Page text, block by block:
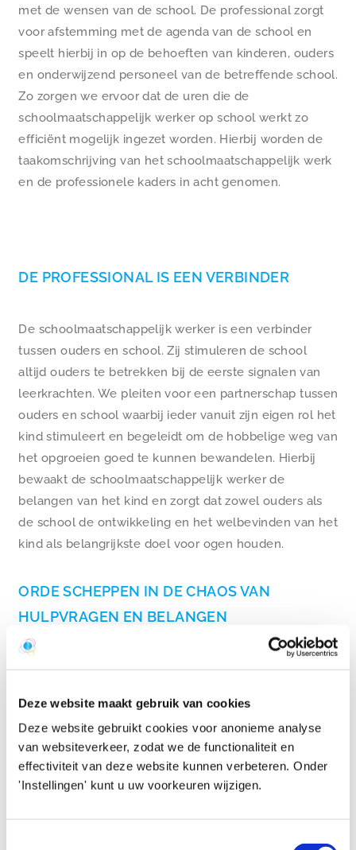
Deze website maakt gebruik van cookies
Deze website gebruikt cookies voor anonieme analyse
van websiteverkeer, zodat we de functionaliteit en
effectiviteit van deze website kunnen verbeteren. Onder
'Instellingen' kunt u uw voorkeuren wijzigen.
met de wensen van de school. De professional zorgt
voor afstemming met de agenda van de school en
speelt hierbij in op de behoeften van kinderen, ouders
en onderwijzend personeel van de betreffende school.
Zo zorgen we ervoor dat de uren die de
schoolmaatschappelijk werker op school werkt zo
efficiënt mogelijk ingezet worden. Hierbij worden de
taakomschrijving van het schoolmaatschappelijk werk
en de professionele kaders in acht genomen.
DE PROFESSIONAL IS EEN VERBINDER
De schoolmaatschappelijk werker is een verbinder
tussen ouders en school. Zij stimuleren de school
altijd ouders te betrekken bij de eerste signalen van
leerkrachten. We pleiten voor een partnerschap tussen
ouders en school waarbij ieder vanuit zijn eigen rol het
kind stimuleert en begeleidt om de hobbelige weg van
het opgroeien goed te kunnen bewandelen. Hierbij
bewaakt de schoolmaatschappelijk werker de
belangen van het kind en zorgt dat zowel ouders als
de school de ontwikkeling en het welbevinden van het
kind als belangrijkste doel voor ogen houden.
ORDE SCHEPPEN IN DE CHAOS VAN
HULPVRAGEN EN BELANGEN
We scheppen orde in de veelheid van hulpvragen en
hulpverlening. We zorgen voor een eenduidige
hulpvraag en een duidelijk hulpverleningsplan door
alle partijen bij elkaar te brengen. We zijn
worden. De schoolmaatschappelijk werkers zijn hierin
de stem van het kind en kunnen de hulpvragen vanuit